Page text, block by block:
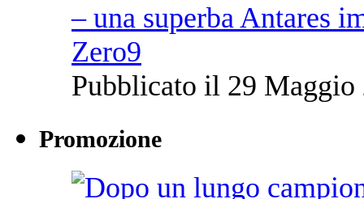
– una superba Antares
Zero9
Pubblicato il 29 Maggio
Promozione